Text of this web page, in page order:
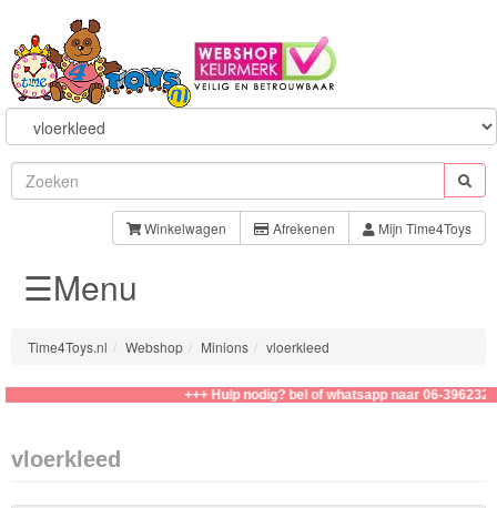
Winkelwagen Afrekenen Mijn Time4Toys
Sylvanian
Families
Aquabeads
Baby
Born
Annabell
Knuffels
☰Menu
Time4Toys.nl Webshop Minions vloerkleed
+++ Hulp nodig? bel of whatsapp naar 06-39623276
vloerkleed